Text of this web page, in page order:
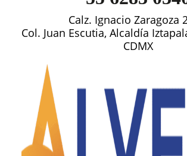
Calz. Ignacio Zaragoza
Col. Juan Escutia, Alcaldía
CDMX